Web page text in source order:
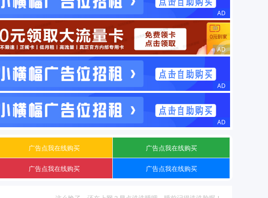
广告点我在线购买 广告点我在线购买
广告点我在线购买 广告点我在线购买